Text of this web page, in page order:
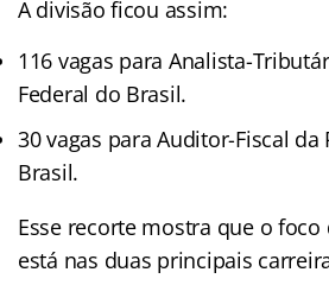
A divisão ficou assim:
116 vagas para Analista-
Federal do Brasil.
30 vagas para Auditor-Fiscal da
Brasil.
Esse recorte mostra que o foco
está nas duas principais